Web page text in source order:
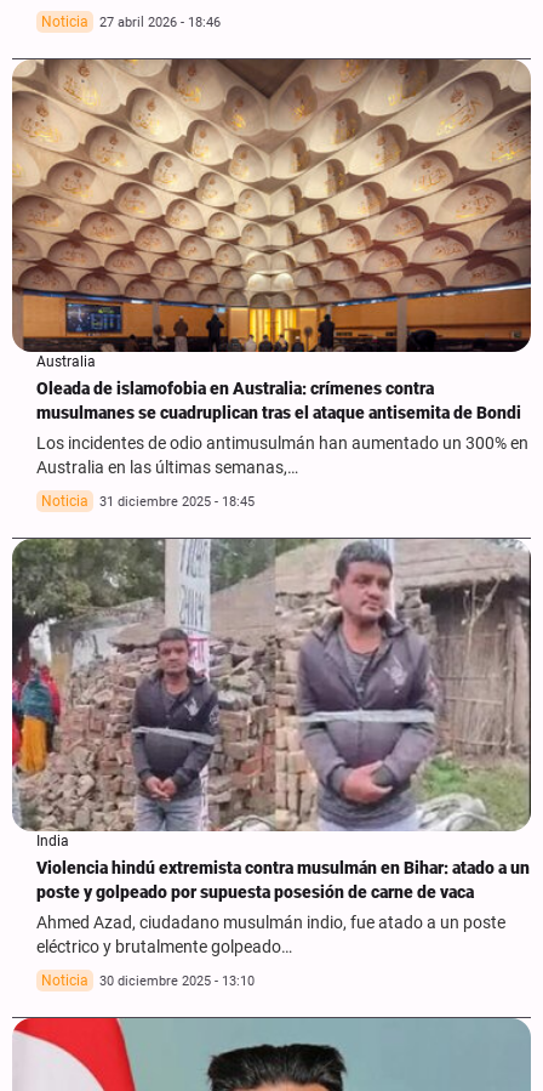
Noticia 27 abril 2026 - 18:46
Australia
Oleada de islamofobia en Australia: crímenes contra
musulmanes se cuadruplican tras el ataque antisemita de Bondi
Los incidentes de odio antimusulmán han aumentado un 300% en
Australia en las últimas semanas,…
Noticia 31 diciembre 2025 - 18:45
India
Violencia hindú extremista contra musulmán en Bihar: atado a un
poste y golpeado por supuesta posesión de carne de vaca
Ahmed Azad, ciudadano musulmán indio, fue atado a un poste
eléctrico y brutalmente golpeado…
Noticia 30 diciembre 2025 - 13:10